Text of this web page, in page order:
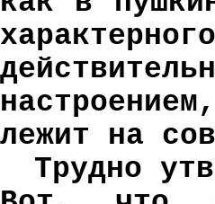
лежит на
Трудно